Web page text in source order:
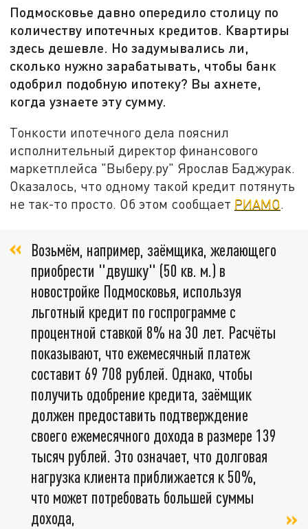
Подмосковье давно опередило столицу по
количеству ипотечных кредитов. Квартиры
здесь дешевле. Но задумывались ли,
сколько нужно зарабатывать, чтобы банк
одобрил подобную ипотеку? Вы ахнете,
когда узнаете эту сумму.
Тонкости ипотечного дела пояснил
исполнительный директор финансового
маркетплейса "Выберу.ру" Ярослав Баджурак.
Оказалось, что одному такой кредит потянуть
не так-то просто. Об этом сообщает РИАМО.
Возьмём, например, заёмщика, желающего
приобрести "двушку" (50 кв. м.) в
новостройке Подмосковья, используя
льготный кредит по госпрограмме с
процентной ставкой 8% на 30 лет. Расчёты
показывают, что ежемесячный платеж
составит 69 708 рублей. Однако, чтобы
получить одобрение кредита, заёмщик
должен предоставить подтверждение
своего ежемесячного дохода в размере 139
тысяч рублей. Это означает, что долговая
нагрузка клиента приближается к 50%,
что может потребовать большей суммы
дохода,